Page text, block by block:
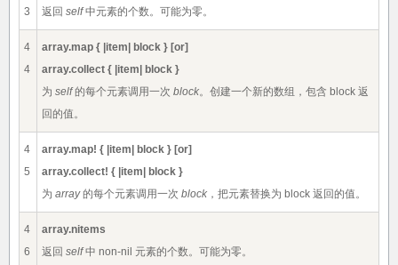
3
返回 self中元素的个数。可能为零。
4
4
array.map { |item| block } [or]
array.collect { |item| block }
为 self的每个元素调用一次 block。创建一个新的数组，包含 block 返
回的值。
4
5
array.map! { |item| block } [or]
array.collect! { |item| block }
为 array的每个元素调用一次 block ，把元素替换为 block 返回的值。
4
6
array.nitems
返回 self中 non-nil 元素的个数。可能为零。